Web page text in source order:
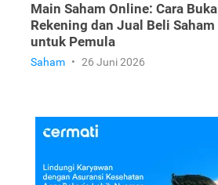
Main Saham Online: Cara Buka
Rekening dan Jual Beli Saham
untuk Pemula
Saham • 26 Juni 2026